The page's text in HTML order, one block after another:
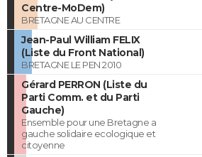
Centre-MoDem)
BRETAGNE AU CENTRE
Jean-Paul William FELIX
(Liste du Front National)
BRETAGNE LE PEN 2010
Gérard PERRON (Liste du
Parti Comm. et du Parti
Gauche)
Ensemble pour une Bretagne a
gauche solidaire ecologique et
citoyenne